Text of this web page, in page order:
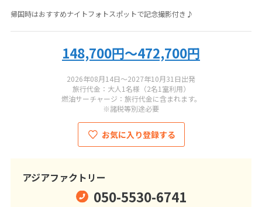
総合旅行業務取扱管理者：秋田健三郎・小圷孝幸
帰国時はおすすめナイトフォトスポットで記念撮影付き♪
148,700円～472,700円
2026年08月14日～2027年10月31日出発
旅行代金：大人1名様（2名1室利用）
燃油サーチャージ：旅行代金に含まれます。
※諸税等別途必要
お気に入り登録する
アジアファクトリー
050-5530-6741